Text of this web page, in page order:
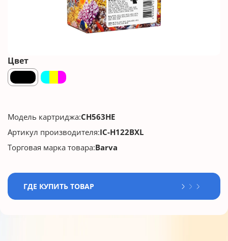
Цвет
Модель картриджа:CH563HE
Артикул производителя:IC-H122BXL
Торговая марка товара:Barva
ГДЕ КУПИТЬ ТОВАР